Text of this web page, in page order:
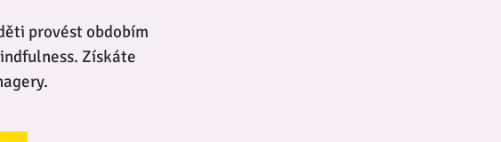
provést obdobím
Získáte